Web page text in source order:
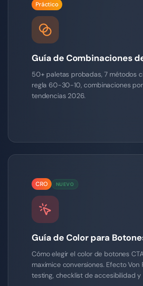
Práctico
Guía de Combinaciones
50+ paletas probadas, 7 métodos
regla 60-30-10, combinaciones
tendencias 2026.
CRO NUEVO
Guía de Color para
Cómo elegir el color de botones
maximice conversiones. Efecto Von
testing, checklist de accesibilidad y